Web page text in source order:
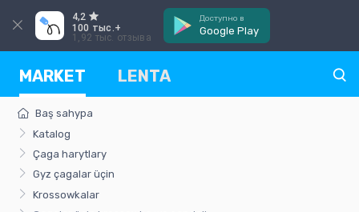
4,2
100 тыс.+
1,92 тыс. отзыва
Доступно в
Google Play
MARKET LENTA
Baş sahypa
Katalog
Çaga harytlary
Gyz çagalar üçin
Krossowkalar